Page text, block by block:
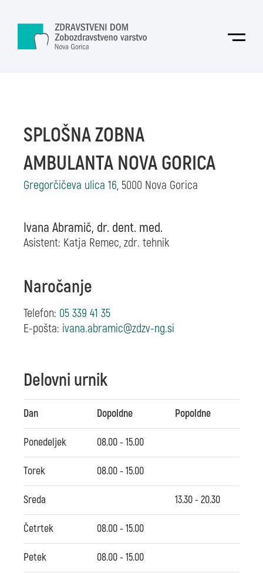
Odpri
SPLOŠNA ZOBNA
AMBULANTA NOVA GORICA
Gregorčičeva ulica 16, 5000 Nova Gorica
Ivana Abramič, dr. dent. med.
Asistent: Katja Remec, zdr. tehnik
Naročanje
Telefon: 05 339 41 35
E-pošta:
Delovni urnik
Dan Dopoldne Popoldne
Ponedeljek 08.00 - 15.00
Torek 08.00 - 15.00
Sreda 13.30 - 20.30
Četrtek 08.00 - 15.00
Petek 08.00 - 15.00